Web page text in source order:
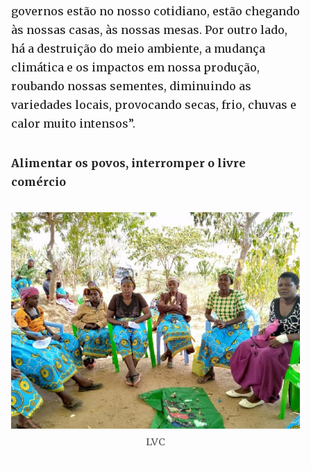
governos estão no nosso cotidiano, estão chegando
às nossas casas, às nossas mesas. Por outro lado,
há a destruição do meio ambiente, a mudança
climática e os impactos em nossa produção,
roubando nossas sementes, diminuindo as
variedades locais, provocando secas, frio, chuvas e
calor muito intensos”.
Alimentar os povos, interromper o livre
comércio
LVC